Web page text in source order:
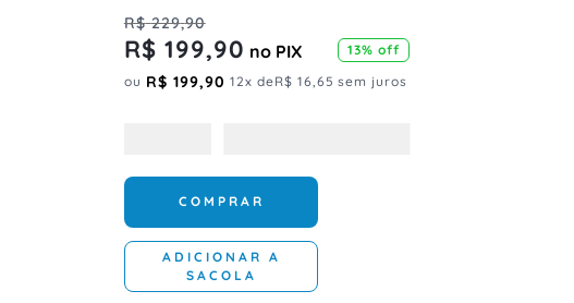
R$ 229,90
R$ 199,90 no PIX 13% off
ou R$ 199,90 12x deR$ 16,65 sem juros
COMPRAR
ADICIONAR A
SACOLA